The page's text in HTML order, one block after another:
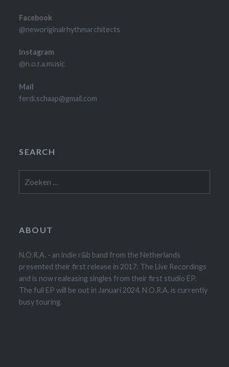
Facebook
@neworiginalrhythmarchitects
Instagram
@n.o.r.a.music
Mail
ferdi.schaap@gmail.com
SEARCH
naar:
ABOUT
N.O.R.A. - an indie r&b band from the Netherlands
presented their first release in 2017: The Live Recordings
and is now realeasing singles from their first studio EP.
The full EP will be out in Januari 2024. N.O.R.A. is currently
busy touring.